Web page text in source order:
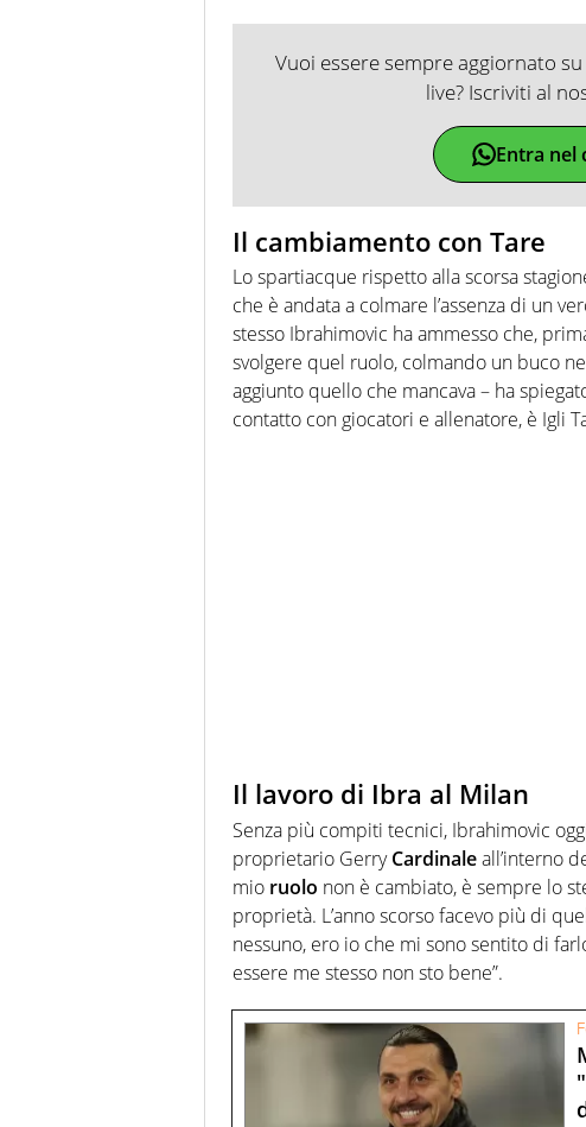
Vuoi essere sempre aggiornato
live? Iscriviti al
Entra nel
Il cambiamento con Tare
Lo spartiacque rispetto alla scorsa
che è andata a colmare l’assenza di un
stesso Ibrahimovic ha ammesso che,
svolgere quel ruolo, colmando un buco
aggiunto quello che mancava – ha
contatto con giocatori e allenatore, è Igli
Il lavoro di Ibra al Milan
Senza più compiti tecnici, Ibrahimovic
proprietario GerryCardinaleall’interno
mio ruolo non è cambiato, è sempre lo
proprietà. L’anno scorso facevo più di
nessuno, ero io che mi sono sentito di
essere me stesso non sto bene”.